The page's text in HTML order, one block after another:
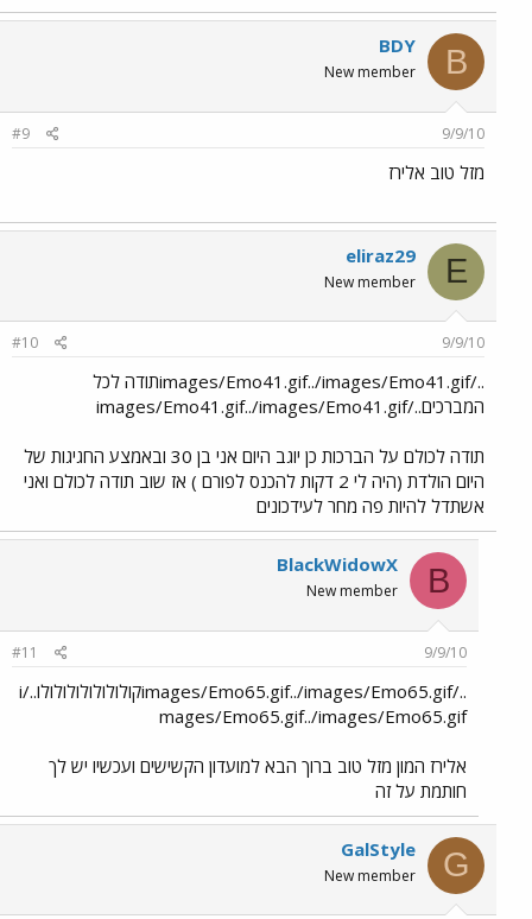
B
BDY
New member
9/9/10
#9
מזל טוב אלירז
E
eliraz29
New member
9/9/10
#10
../images/Emo41.gif../images/Emo41.gifתודה לכל
המברכים../images/Emo41.gif../images/Emo41.gif
תודה לכולם על הברכות כן יוגב היום אני בן 30 ובאמצע החגיגות של
היום הולדת (היה לי 2 דקות להכנס לפורם ) אז שוב תודה לכולם ואני
אשתדל להיות פה מחר לעידכונים
B
BlackWidowX
New member
9/9/10
#11
../images/Emo65.gif../images/Emo65.gifקולולולולולולולו../i
mages/Emo65.gif../images/Emo65.gif
אלירז המון מזל טוב ברוך הבא למועדון הקשישים ועכשיו יש לך
חותמת על זה
G
GalStyle
New member